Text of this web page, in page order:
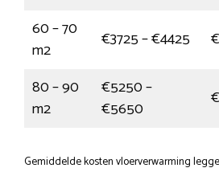
60 – 70
m2
€3725 – €4425
80 – 90
m2
€5250 –
€5650
Gemiddelde kosten vloerverwarming